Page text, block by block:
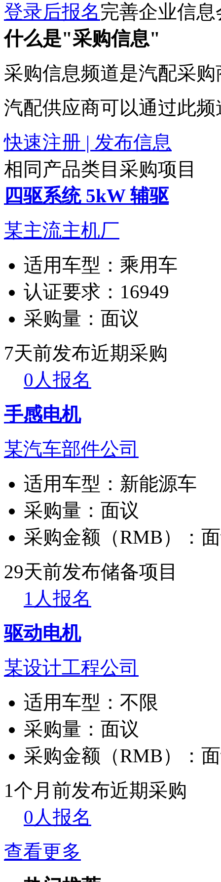
登录后报名完善企业信
什么是"采购信息"
采购信息频道是汽配采
汽配供应商可以通过此
快速注册 | 发布信息
相同产品类目采购项目
四驱系统 5kW 辅驱
某主流主机厂
适用车型： 乘用车
认证要求： 16949
采购量： 面议
7天前发布近期采购
0人报名
手感电机
某汽车部件公司
适用车型： 新能源车
采购量： 面议
采购金额（RMB）：
29天前发布储备项目
1人报名
驱动电机
某设计工程公司
适用车型： 不限
采购量： 面议
采购金额（RMB）：
1个月前发布近期采购
0人报名
查看更多